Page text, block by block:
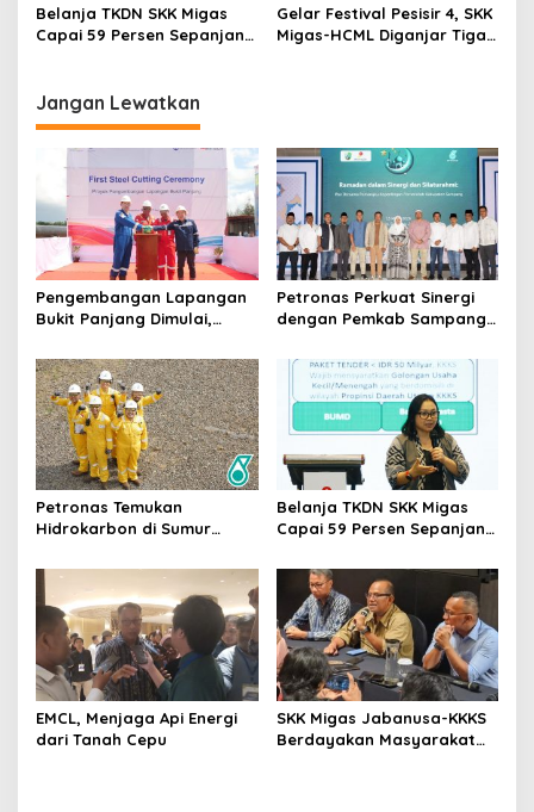
Jawa Timur Sampang
Belanja TKDN SKK Migas
Capai 59 Persen Sepanjang
Gelar Festival Pesisir 4, SKK
Migas-HCML Diganjar Tiga
Jangan Lewatkan
Pengembangan Lapangan
Bukit Panjang Dimulai,
MMSCFD
Petronas Perkuat Sinergi
dengan Pemkab Sampang
Petronas Temukan
Hidrokarbon di Sumur
Jawa Timur
Belanja TKDN SKK Migas
Capai 59 Persen Sepanjang
EMCL, Menjaga Api Energi
dari Tanah Cepu
SKK Migas Jabanusa-KKKS
Berdayakan Masyarakat